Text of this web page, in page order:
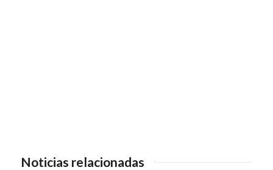
Noticias relacionadas